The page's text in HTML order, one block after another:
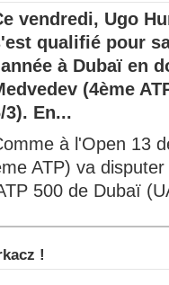
vendredi, Ugo
qualifié pour
à Dubaï en
(4ème
3). En...
à l'Open 13
ATP) va
500 de Dubaï
!